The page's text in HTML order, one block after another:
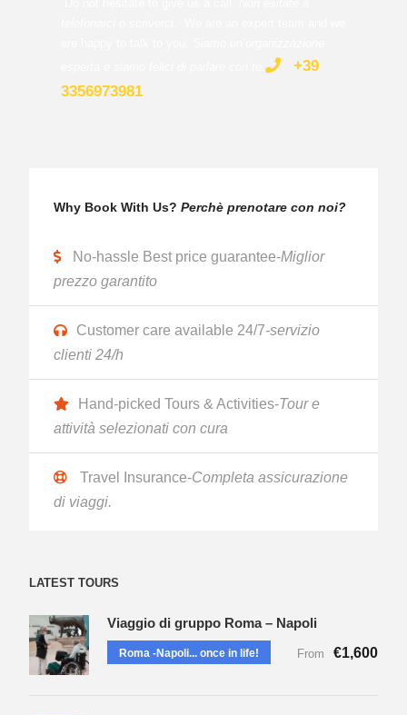
+39
3356973981
Why Book With Us? Perchè prenotare con noi?
No-hassle Best price guarantee-Miglior
prezzo garantito
Customer care available 24/7-servizio
clienti 24/h
Hand-picked Tours & Activities-Tour e
attività selezionati con cura
Travel Insurance-Completa assicurazione
di viaggi.
LATEST TOURS
Viaggio di gruppo Roma – Napoli
Roma -Napoli... once in life! From €1,600